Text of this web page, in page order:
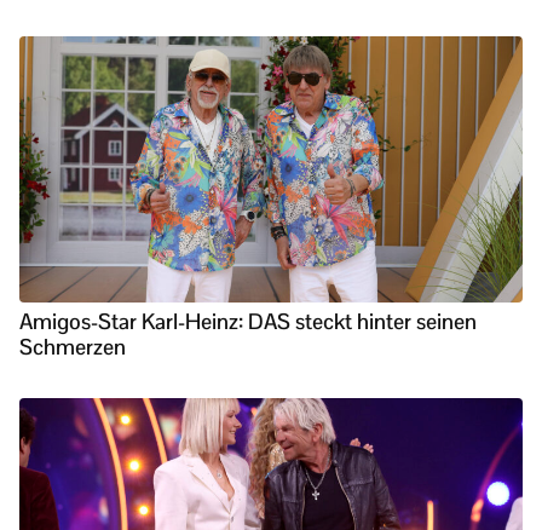
Amigos-Star Karl-Heinz: DAS steckt hinter seinen
Schmerzen